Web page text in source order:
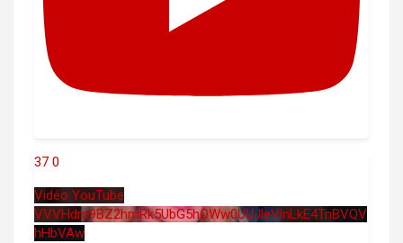
37 0
Vidéo YouTube
VVVHdm9BZ2hmRk5UbG5hOWw0UUJleVlnLkE4TnBVQV
hHbVAw